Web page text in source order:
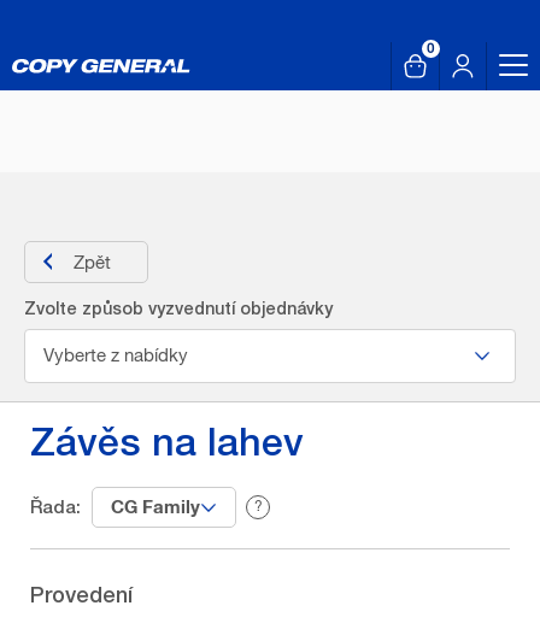
0
Zpět
Zvolte způsob vyzvednutí objednávky
Vyberte z nabídky
Závěs na lahev
Řada: CG Family ?
Provedení